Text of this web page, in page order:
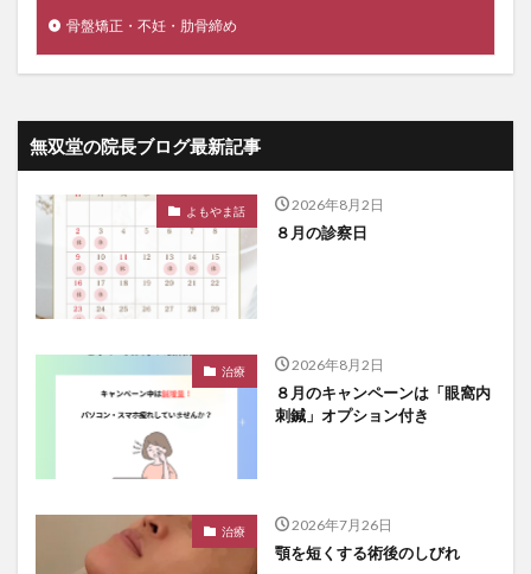
骨盤矯正・不妊・肋骨締め
無双堂の院長ブログ最新記事
よもやま話 2026年8月2日
８月の診察日
治療 2026年8月2日
８月のキャンペーンは「眼窩内
刺鍼」オプション付き
治療 2026年7月26日
顎を短くする術後のしびれ